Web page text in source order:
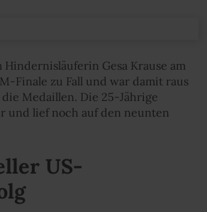
Gesa Krause am
Finale zu Fall und war damit raus
die Medaillen. Die 25-Jährige
und lief noch auf den neunten
US-